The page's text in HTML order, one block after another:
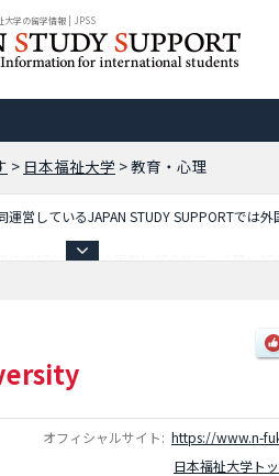
大学の留学情報 | JPSS
> 日本福祉大学 >教育・心理
営しているJAPAN STUDY SUPPORTでは
学部や工学部や国際学部や教育・心理学
オフィシャルサイト: https://www.n-
日本福祉大学ト